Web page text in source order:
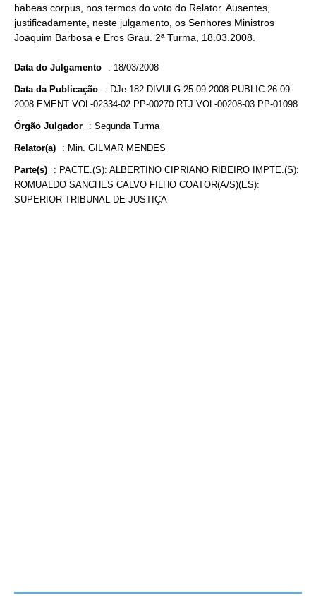
habeas corpus, nos termos do voto do Relator. Ausentes,
justificadamente, neste julgamento, os Senhores Ministros
Joaquim Barbosa e Eros Grau. 2ª Turma, 18.03.2008.
Data do Julgamento : 18/03/2008
Data da Publicação : DJe-182 DIVULG 25-09-2008 PUBLIC 26-09-
2008 EMENT VOL-02334-02 PP-00270 RTJ VOL-00208-03 PP-01098
Órgão Julgador : Segunda Turma
Relator(a) : Min. GILMAR MENDES
Parte(s) : PACTE.(S): ALBERTINO CIPRIANO RIBEIRO IMPTE.(S):
ROMUALDO SANCHES CALVO FILHO COATOR(A/S)(ES):
SUPERIOR TRIBUNAL DE JUSTIÇA